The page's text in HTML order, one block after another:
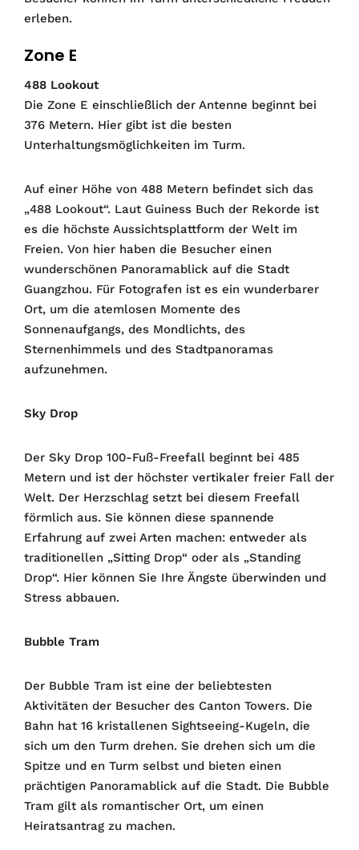
erleben.
Zone E
488 Lookout
Die Zone E einschließlich der Antenne beginnt bei
376 Metern. Hier gibt ist die besten
Unterhaltungsmöglichkeiten im Turm.
Auf einer Höhe von 488 Metern befindet sich das
„488 Lookout“. Laut Guiness Buch der Rekorde ist
es die höchste Aussichtsplattform der Welt im
Freien. Von hier haben die Besucher einen
wunderschönen Panoramablick auf die Stadt
Guangzhou. Für Fotografen ist es ein wunderbarer
Ort, um die atemlosen Momente des
Sonnenaufgangs, des Mondlichts, des
Sternenhimmels und des Stadtpanoramas
aufzunehmen.
Sky Drop
Der Sky Drop 100-Fuß-Freefall beginnt bei 485
Metern und ist der höchster vertikaler freier Fall der
Welt. Der Herzschlag setzt bei diesem Freefall
förmlich aus. Sie können diese spannende
Erfahrung auf zwei Arten machen: entweder als
traditionellen „Sitting Drop“ oder als „Standing
Drop“. Hier können Sie Ihre Ängste überwinden und
Stress abbauen.
Bubble Tram
Der Bubble Tram ist eine der beliebtesten
Aktivitäten der Besucher des Canton Towers. Die
Bahn hat 16 kristallenen Sightseeing-Kugeln, die
sich um den Turm drehen. Sie drehen sich um die
Spitze und en Turm selbst und bieten einen
prächtigen Panoramablick auf die Stadt. Die Bubble
Tram gilt als romantischer Ort, um einen
Heiratsantrag zu machen.